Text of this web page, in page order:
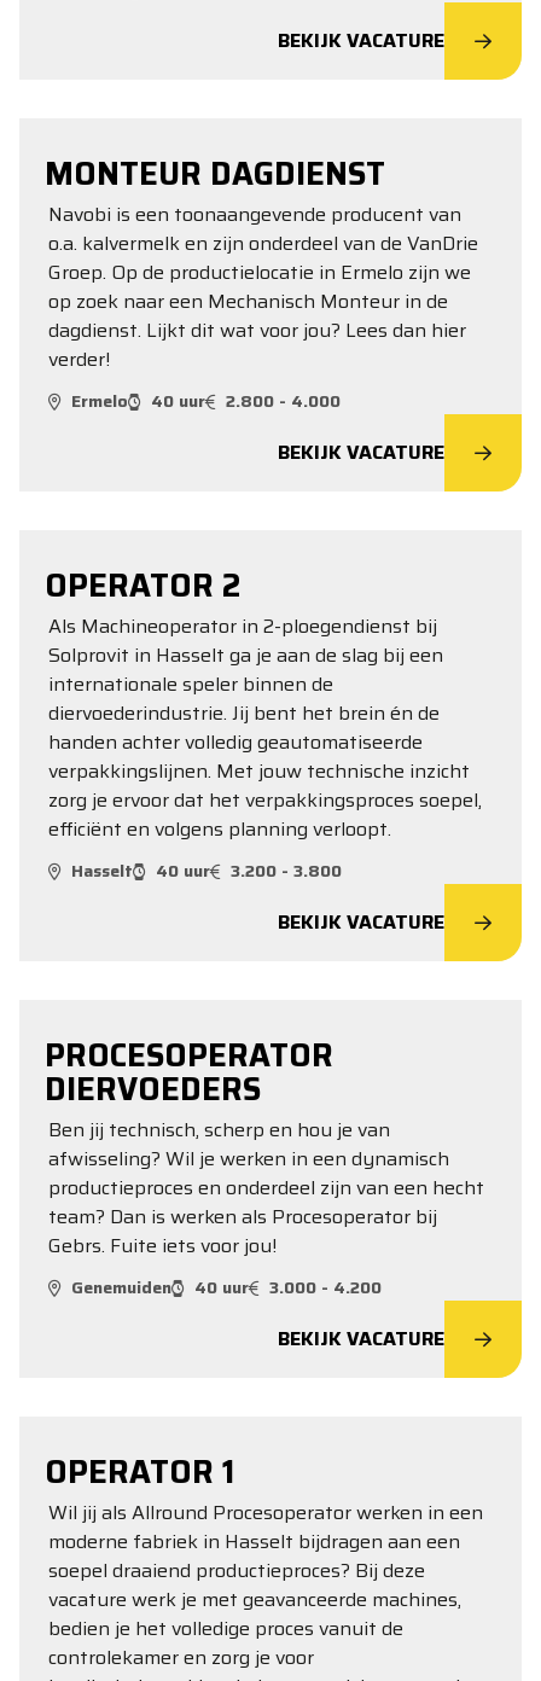
BEKIJK VACATURE
MONTEUR DAGDIENST
Navobi is een toonaangevende producent van
o.a. kalvermelk en zijn onderdeel van de VanDrie
Groep. Op de productielocatie in Ermelo zijn we
op zoek naar een Mechanisch Monteur in de
dagdienst. Lijkt dit wat voor jou? Lees dan hier
verder!
Ermelo 40 uur 2.800 - 4.000
BEKIJK VACATURE
OPERATOR 2
Als Machineoperator in 2-ploegendienst bij
Solprovit in Hasselt ga je aan de slag bij een
internationale speler binnen de
diervoederindustrie. Jij bent het brein én de
handen achter volledig geautomatiseerde
verpakkingslijnen. Met jouw technische inzicht
zorg je ervoor dat het verpakkingsproces soepel,
efficiënt en volgens planning verloopt.
Hasselt 40 uur 3.200 - 3.800
BEKIJK VACATURE
PROCESOPERATOR
DIERVOEDERS
Ben jij technisch, scherp en hou je van
afwisseling? Wil je werken in een dynamisch
productieproces en onderdeel zijn van een hecht
team? Dan is werken als Procesoperator bij
Gebrs. Fuite iets voor jou!
Genemuiden 40 uur 3.000 - 4.200
BEKIJK VACATURE
OPERATOR 1
Wil jij als Allround Procesoperator werken in een
moderne fabriek in Hasselt bijdragen aan een
soepel draaiend productieproces? Bij deze
vacature werk je met geavanceerde machines,
bedien je het volledige proces vanuit de
controlekamer en zorg je voor